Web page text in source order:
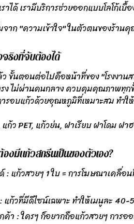
ราได้ เรามีบริการช่วยออกแบบโลโก้
จาก "ความเข้าใจ" ในตัวตนของร้าน
ริงที่จับต้องได้
ขั้นตอนต่อไปคือหน้าที่ของ "โรงงา
รง ไม่ผ่านคนกลาง ควบคุมคุณภาพ
รอบแก้วด้วยอุณหภูมิที่เหมาะสม ทำ
ก้ว PET, แก้วย่น, ฝาเรียบ ฝาโดม
งมีแก้วสกรีนเป็นของตัวเอง?
: แก้วสวยๆ 1 ใบ = การโฆษณาเคลื่อ
ก้วที่มีดีไซน์เฉพาะ ทำให้เมนูละ
ค้า : ใครๆ ก็อยากถือแก้วสวยๆ การ